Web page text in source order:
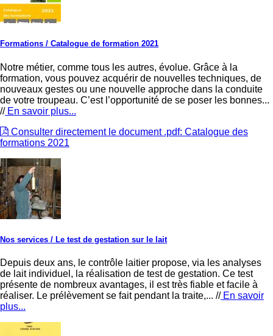
Formations / Catalogue de formation 2021
Notre métier, comme tous les autres, évolue. Grâce à la
formation, vous pouvez acquérir de nouvelles techniques, de
nouveaux gestes ou une nouvelle approche dans la conduite
de votre troupeau. C’est l’opportunité de se poser les bonnes...
//En savoir plus...
Consulter directement le document .pdf: Catalogue des
formations 2021
Nos services / Le test de gestation sur le lait
Depuis deux ans, le contrôle laitier propose, via les analyses
de lait individuel, la réalisation de test de gestation. Ce test
présente de nombreux avantages, il est très fiable et facile à
réaliser. Le prélèvement se fait pendant la traite,... //En savoir
plus...